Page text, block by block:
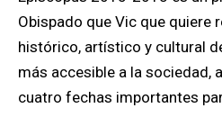
Obispado que Vic que quiere
histórico, artístico y cultural
más accesible a la sociedad,
cuatro fechas importantes